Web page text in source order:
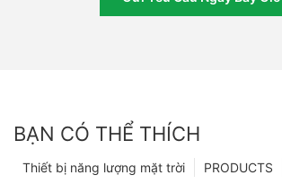
BẠN CÓ THỂ THÍCH
PRODUCTS
Thiết bị năng lượng mặt trời